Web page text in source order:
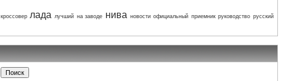
кроссовер лада лучший на заводе нива новости официальный приемник руководство русский